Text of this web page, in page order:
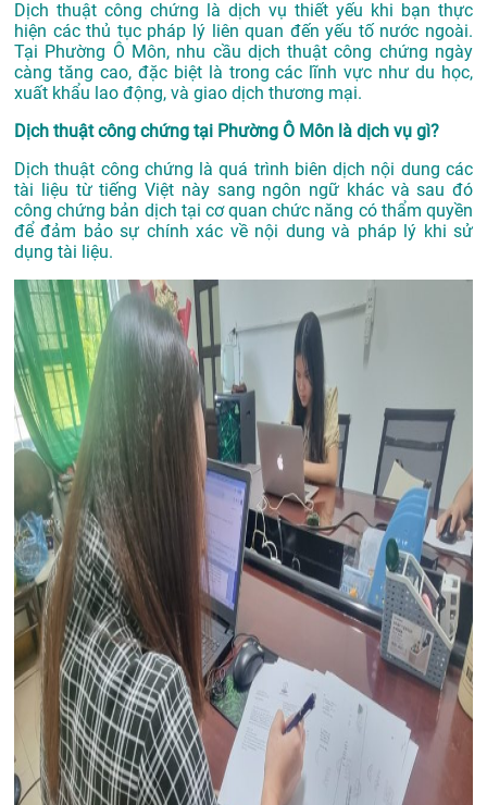
Dịch thuật công chứng là dịch vụ thiết yếu khi bạn thực
hiện các thủ tục pháp lý liên quan đến yếu tố nước ngoài.
Tại Phường Ô Môn, nhu cầu dịch thuật công chứng ngày
càng tăng cao, đặc biệt là trong các lĩnh vực như du học,
xuất khẩu lao động, và giao dịch thương mại.
Dịch thuật công chứng tại Phường Ô Môn là dịch vụ gì?
Dịch thuật công chứng là quá trình biên dịch nội dung các
tài liệu từ tiếng Việt này sang ngôn ngữ khác và sau đó
công chứng bản dịch tại cơ quan chức năng có thẩm quyền
để đảm bảo sự chính xác về nội dung và pháp lý khi sử
dụng tài liệu.